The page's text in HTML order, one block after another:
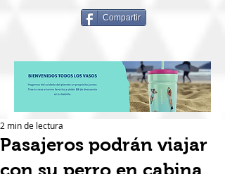
Compartir
Pasajeros podrán viajar
con su perro en cabina
2 min de lectura